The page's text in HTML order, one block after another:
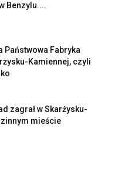
Benzylu....
Państwowa Fabryka
Kamiennej, czyli
zagrał w Skarżysku-
mieście